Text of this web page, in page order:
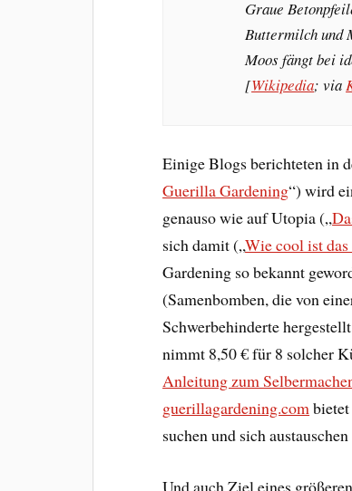
Graue
Buttermilch und
Moos fängt bei
[Wikipedia; via
Einige Blogs berichteten in
Guerilla Gardening“) wird
genauso wie auf Utopia („
sich damit („Wie cool ist das
Gardening so bekannt
(Samenbomben, die von
Schwerbehinderte
nimmt 8,50 € für 8 solcher
Anleitung zum
guerillagardening.com
suchen und sich
Und auch Ziel eines